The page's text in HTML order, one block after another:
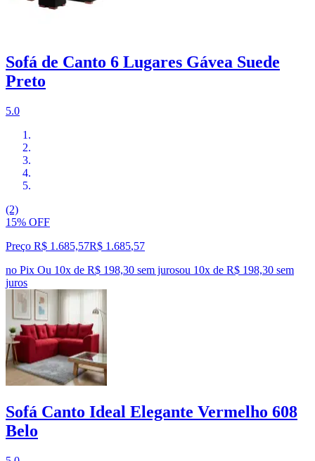
Sofá de Canto 6 Lugares Gávea Suede
Preto
5.0
(2)
15% OFF
Preço R$ 1.685,57R$ 1.685,57
no Pix Ou 10x de R$ 198,30 sem jurosou 10x de R$ 198,30 sem
juros
Sofá Canto Ideal Elegante Vermelho 608
Belo